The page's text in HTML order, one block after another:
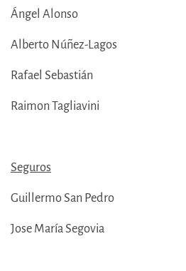
Ángel Alonso
Alberto Núñez-Lagos
Rafael Sebastián
Raimon Tagliavini
Seguros
Guillermo San Pedro
Jose María Segovia